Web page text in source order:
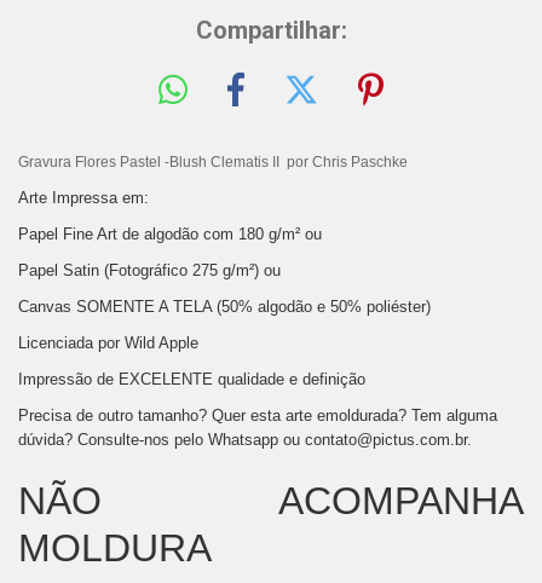
Compartilhar:
Gravura Flores Pastel -Blush Clematis II por Chris Paschke
Arte Impressa em:
Papel Fine Art de algodão com 180 g/m² ou
Papel Satin (Fotográfico 275 g/m²) ou
Canvas SOMENTE A TELA (50% algodão e 50% poliéster)
Licenciada por Wild Apple
Impressão de EXCELENTE qualidade e definição
Precisa de outro tamanho? Quer esta arte emoldurada? Tem alguma
dúvida? Consulte-nos pelo Whatsapp ou contato@pictus.com.br.
NÃO ACOMPANHA
MOLDURA